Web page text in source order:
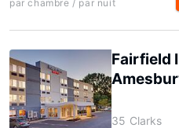
par chambre / par nuit
Fairfield
35 Clarks